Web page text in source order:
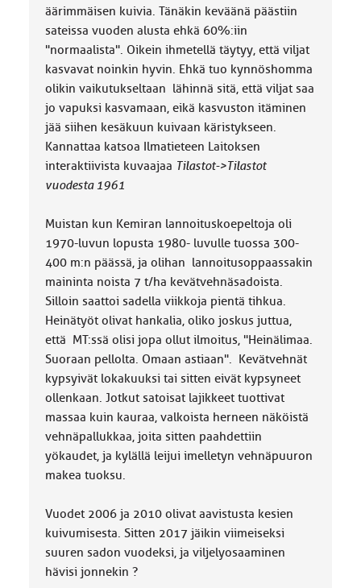
äärimmäisen kuivia. Tänäkin keväänä päästiin
sateissa vuoden alusta ehkä 60%:iin
"normaalista". Oikein ihmetellä täytyy, että viljat
kasvavat noinkin hyvin. Ehkä tuo kynnöshomma
olikin vaikutukseltaan lähinnä sitä, että viljat saa
jo vapuksi kasvamaan, eikä kasvuston itäminen
jää siihen kesäkuun kuivaan käristykseen.
Kannattaa katsoa Ilmatieteen Laitoksen
interaktiivista kuvaajaa Tilastot->Tilastot
vuodesta 1961
Muistan kun Kemiran lannoituskoepeltoja oli
1970-luvun lopusta 1980- luvulle tuossa 300-
400 m:n päässä, ja olihan lannoitusoppaassakin
maininta noista 7 t/ha kevätvehnäsadoista.
Silloin saattoi sadella viikkoja pientä tihkua.
Heinätyöt olivat hankalia, oliko joskus juttua,
että MT:ssä olisi jopa ollut ilmoitus, "Heinälimaa.
Suoraan pellolta. Omaan astiaan". Kevätvehnät
kypsyivät lokakuuksi tai sitten eivät kypsyneet
ollenkaan. Jotkut satoisat lajikkeet tuottivat
massaa kuin kauraa, valkoista herneen näköistä
vehnäpallukkaa, joita sitten paahdettiin
yökaudet, ja kylällä leijui imelletyn vehnäpuuron
makea tuoksu.
Vuodet 2006 ja 2010 olivat aavistusta kesien
kuivumisesta. Sitten 2017 jäikin viimeiseksi
suuren sadon vuodeksi, ja viljelyosaaminen
hävisi jonnekin ?